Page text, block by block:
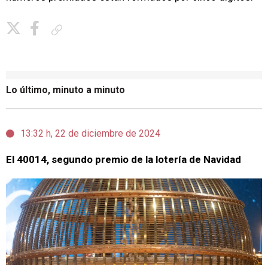
Lo último, minuto a minuto
13:32 h, 22 de diciembre de 2024
El 40014, segundo premio de la lotería de Navidad